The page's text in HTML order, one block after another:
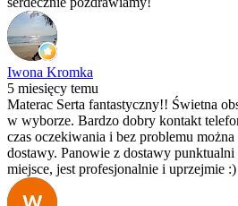
Iwona Kromka
5 miesięcy temu
Materac Serta fantastyczny!! Świetna
w wyborze. Bardzo dobry kontakt
czas oczekiwania i bez problemu
dostawy. Panowie z dostawy
miejsce, jest profesjonalnie i uprzejmie :)